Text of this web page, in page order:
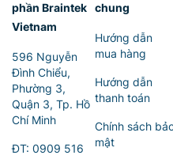
phần Braintek
Vietnam
596 Nguyễn
Đình Chiểu,
Phường 3,
Quận 3, Tp. Hồ
Chí Minh
ĐT: 0909 516
chung
Hướng dẫn
mua hàng
Hướng dẫn
thanh toán
Chính sách
mật